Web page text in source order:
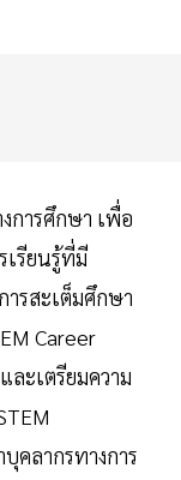
การศึกษา เพื่อ
รียนรู้ที่มี
รสะเต็มศึกษา
Career
ละเตรียมความ
คลากรทางการ